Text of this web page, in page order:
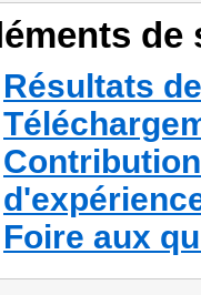
Résultats
Foire aux